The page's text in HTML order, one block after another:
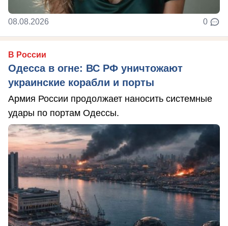
08.08.2026 0
В России
Одесса в огне: ВС РФ уничтожают
украинские корабли и порты
Армия России продолжает наносить системные
удары по портам Одессы.